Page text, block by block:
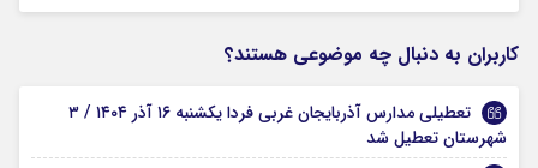
کاربران به دنبال چه موضوعی هستند؟
تعطیلی مدارس آذربایجان‌ غربی فردا یکشنبه ۱۶ آذر ۱۴۰۴ / ۳
شهرستان تعطیل شد